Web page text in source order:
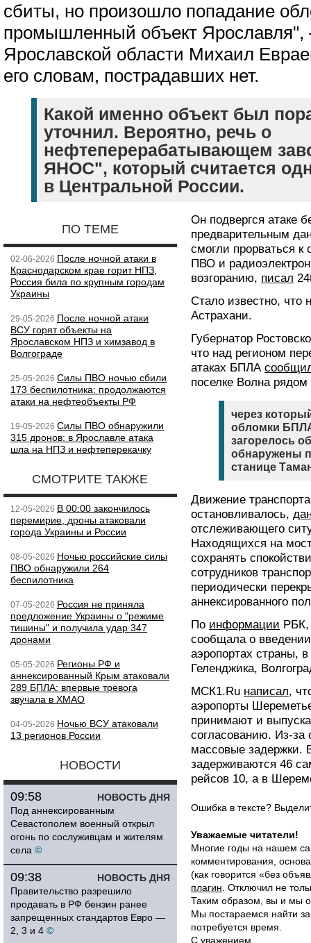
сбиты, но произошло попадание
промышленный объект
Ярославской области Михаил
его словам, пострадавших нет.
Какой именно объект был
уточнил. Вероятно, речь о
нефтеперерабатывающем
ЯНОС", который считается
в Центральной России.
ПО ТЕМЕ
02-06-2026 После ночной атаки в
Краснодарском крае горит НПЗ,
Россия била по крупным городам
Украины
29-05-2026 После ночной атаки
ВСУ горят объекты на
Ярославском НПЗ и химзавод в
Волгограде
25-05-2026 Силы ПВО ночью сбили
173 беспилотника: продолжаются
атаки на нефтеобъекты РФ
19-05-2026 Силы ПВО обнаружили
315 дронов: в Ярославле атака
шла на НПЗ и нефтеперекачку
СМОТРИТЕ ТАКЖЕ
12-05-2026 В 00:00 закончилось
перемирие, дроны атаковали
города Украины и России
08-05-2026 Ночью российские силы
ПВО обнаружили 264
беспилотника
07-05-2026 Россия не приняла
предложение Украины о "режиме
тишины" и получила удар 347
дронами
05-05-2026 Регионы РФ и
аннексированный Крым атаковали
289 БПЛА: впервые тревога
звучала в ХМАО
04-05-2026 Ночью ВСУ атаковали
13 регионов России
НОВОСТИ
НОВОСТЬ ДНЯ
09:58
Под аннексированным
Севастополем военный открыл
огонь по сослуживцам и жителям
села ©
НОВОСТЬ ДНЯ
09:38
Правительство разрешило
продавать в РФ бензин ранее
запрещенных стандартов Евро —
2, 3 и 4 ©
Он подвергся атаке
предварительным
смогли прорваться к
ПВО и
возгоранию, писал
Стало известно, что
Астрахани.
Губернатор
что над регионом
атаках БПЛА
поселке Волна
через
обломки
загорелось
обнаружены
станице
Движение
остановливалось,
отслеживающего
Находящихся на
сохранять
сотрудников
периодически
аннексированного
По информации РБК,
сообщала о
аэропортах страны,
Геленджика,
МСК1.Ru написал,
аэропорты
принимают и
согласованию. Из-за
массовые задержки.
задерживаются 46
рейсов 10, а в
Ошибка в тексте?
Уважаемые читатели!
Многие годы на нашем
комментирования,
(как говорится «без
плагин . Отключил не
Таким образом, вы и мы
Мы постараемся найти
потребуется время.
С уважением,